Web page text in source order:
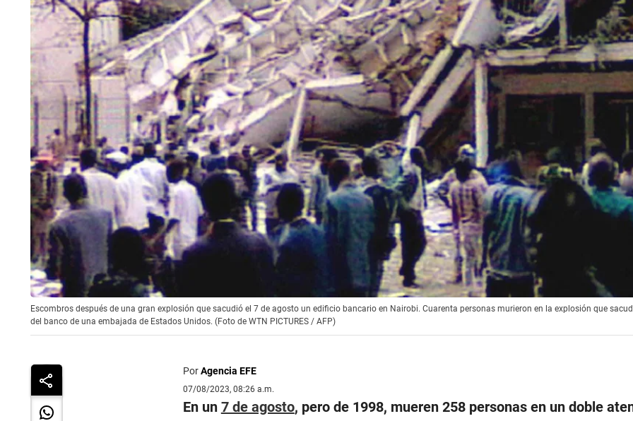
Escombros después de una gran explosión que sacudió el 7 de agosto un edificio bancario en Nairobi. Cuarenta personas murieron en la explosión que
del banco de una embajada de Estados Unidos. (Foto de WTN PICTURES / AFP)
PorAgencia EFE
07/08/2023, 08:26 a.m.
En un 7 de agosto, pero de 1998, mueren 258 personas en un doble